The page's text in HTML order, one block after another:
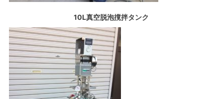
10L真空脱泡撹拌タンク